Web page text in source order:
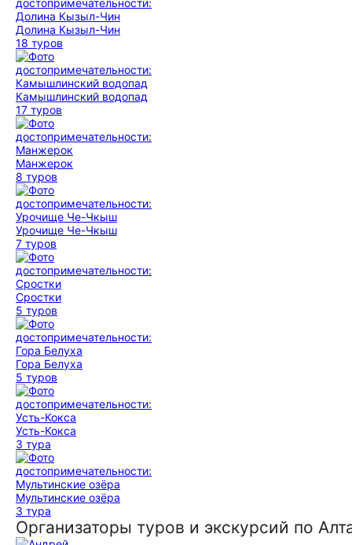
Долина Кызыл-Чин
18 туров
Камышлинский водопад
17 туров
Манжерок
8 туров
Урочище Че-Чкыш
7 туров
Сростки
5 туров
Гора Белуха
5 туров
Усть-Кокса
3 тура
Мультинские озёра
3 тура
Организаторы туров и экскурсий по